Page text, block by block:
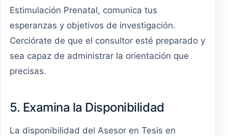
Estimulación Prenatal, comunica tus
esperanzas y objetivos de investigación.
Cerciórate de que el consultor esté preparado y
sea capaz de administrar la orientación que
precisas.
5. Examina la Disponibilidad
La disponibilidad del Asesor en Tesis en